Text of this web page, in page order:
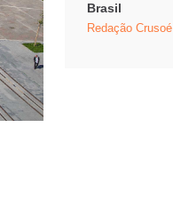
Brasil
Redação Crusoé